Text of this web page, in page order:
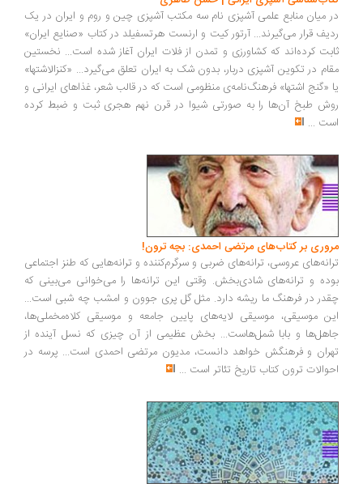
در میان منابع علمی آشپزی نام سه مکتب آشپزی چین و روم و ایران در یک
ردیف قرار می‌گیرند... آرتور کیت و ارنست هرتسفیلد در کتاب «صنایع ایران»
ثابت کرده‌اند که کشاورزی و تمدن از فلات ایران آغاز شده است... نخستین
مقام در تکوین آشپزی دربار، بدون شک به ایران تعلق می‌گیرد... «کنزالاشتها»
یا «گنج اشتها» فرهنگ‌نامه‌ی منظومی است که در قالب شعر، غذاهای ایرانی و
روش طبخ آن‌ها را به صورتی شیوا در قرن نهم هجری ثبت و ضبط کرده
است ...
مروری بر کتاب‌های مرتضی احمدی: بچه ترون!
ترانه‌های عروسی، ترانه‌های ضربی و سرگرم‌کننده و ترانه‌هایی که طنز اجتماعی
بوده و ترانه‌های شادی‌بخش. وقتی این ترانه‌ها را می‌خوانی می‌بینی که
چقدر در فرهنگ ما ریشه دارد. مثل گل پری جوون و امشب چه شبی است...
این موسیقی، موسیقی لایه‌های پایین جامعه و موسیقی کلاه‌مخملی‌ها،
جاهل‌ها و بابا شمل‌هاست... بخش عظیمی از آن چیزی که نسل آینده از
تهران و فرهنگش خواهد دانست، مدیون مرتضی احمدی است... پرسه در
احوالات ترون کتاب تاریخ تئاتر است ...